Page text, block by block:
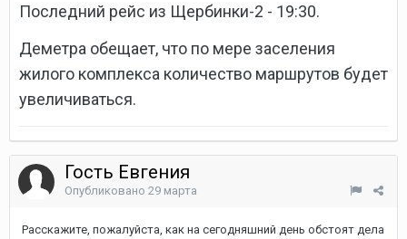
Последний рейс из Щербинки-2 - 19:30.
Деметра обещает, что по мере заселения
жилого комплекса количество маршрутов будет
увеличиваться.
Гость Евгения
Опубликовано 29 марта
Расскажите, пожалуйста, как на сегодняшний день обстоят дела